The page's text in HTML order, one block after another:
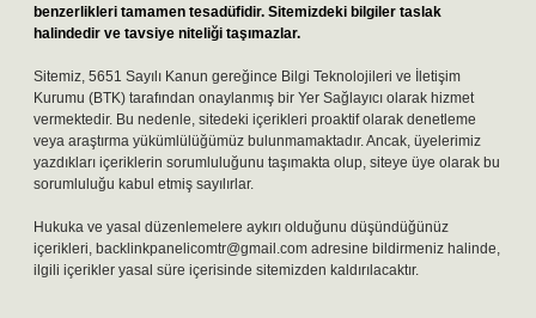
benzerlikleri tamamen tesadüfidir. Sitemizdeki bilgiler taslak
halindedir ve tavsiye niteliği taşımazlar.
Sitemiz, 5651 Sayılı Kanun gereğince Bilgi Teknolojileri ve İletişim
Kurumu (BTK) tarafından onaylanmış bir Yer Sağlayıcı olarak hizmet
vermektedir. Bu nedenle, sitedeki içerikleri proaktif olarak denetleme
veya araştırma yükümlülüğümüz bulunmamaktadır. Ancak, üyelerimiz
yazdıkları içeriklerin sorumluluğunu taşımakta olup, siteye üye olarak bu
sorumluluğu kabul etmiş sayılırlar.
Hukuka ve yasal düzenlemelere aykırı olduğunu düşündüğünüz
içerikleri, backlinkpanelicomtr@gmail.com adresine bildirmeniz halinde,
ilgili içerikler yasal süre içerisinde sitemizden kaldırılacaktır.